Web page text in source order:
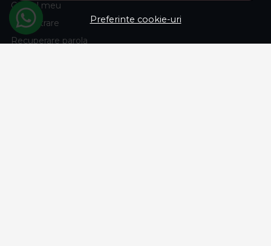
Preferinte cookie-uri
Contul meu
Inregistrare
Recuperare parola